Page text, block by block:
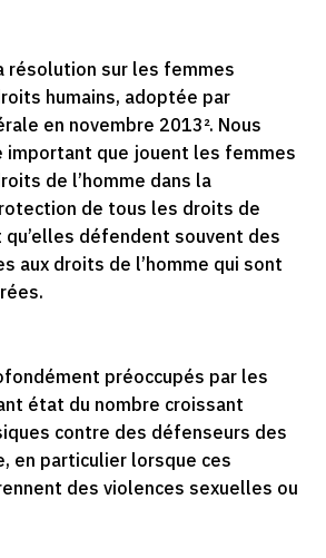
résolution sur les femmes
humains, adoptée par
en novembre 2013². Nous
important que jouent les femmes
de l’homme dans la
de tous les droits de
défendent souvent des
aux droits de l’homme qui sont
préoccupés par les
état du nombre croissant
contre des défenseurs des
en particulier lorsque ces
des violences sexuelles ou